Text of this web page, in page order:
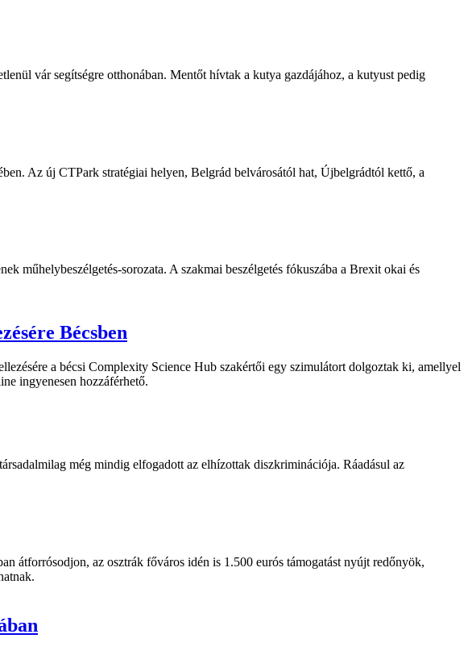
vár segítségre otthonában. Mentőt hívtak a kutya gazdájához, a kutyust pedig
Az új CTPark stratégiai helyen, Belgrád belvárosától hat, Újbelgrádtól kettő, a
műhelybeszélgetés-sorozata. A szakmai beszélgetés fókuszába a Brexit okai és
Bécsben
a bécsi Complexity Science Hub szakértői egy szimulátort dolgoztak ki, amellyel
ingyenesen hozzáférhető.
még mindig elfogadott az elhízottak diszkriminációja. Ráadásul az
átforrósodjon, az osztrák főváros idén is 1.500 eurós támogatást nyújt redőnyök,